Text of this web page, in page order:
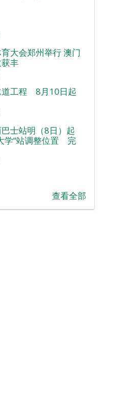
大会郑州举行 澳门
丰
道工程 8月10日起
士站明（8日）起
学”站调整位置 完
查看全部